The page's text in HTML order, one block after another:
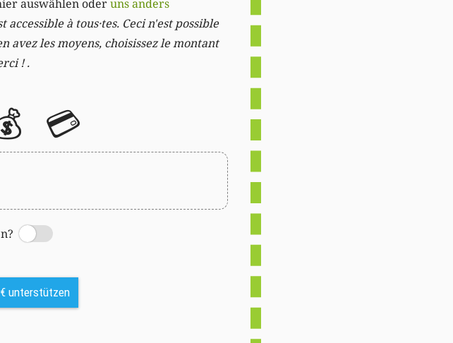
auswählen oderuns anders
à tous·tes. Ceci n'est possible
avez les moyens, choisissez le montant
! .
💳
unterstützen